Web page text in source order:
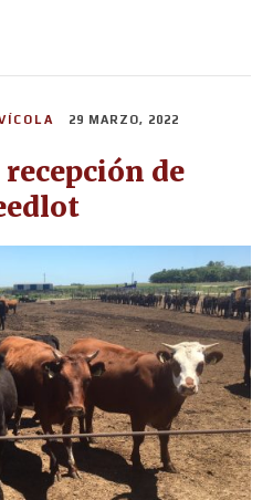
29 MARZO, 2022
de